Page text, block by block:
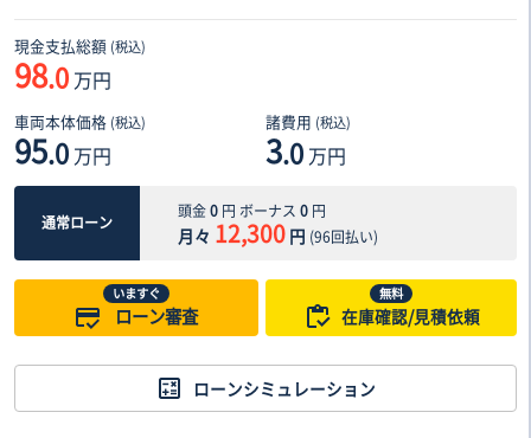
現金支払総額 (税込)
98.0 万円
車両本体価格 (税込)
95.0 万円
諸費用 (税込)
3.0 万円
通常ローン
頭金0円 ボーナス 0円
月々 12,300円 (96回払い)
いますぐ
ローン審査
無料
在庫確認/見積依頼
ローンシミュレーション